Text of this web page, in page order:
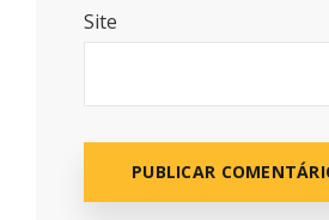
Site